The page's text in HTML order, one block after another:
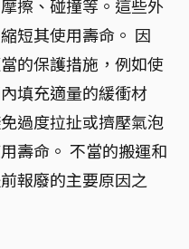
擦、碰撞等。這些外
短其使用壽命。 因
的保護措施，例如使
填充適量的緩衝材
過度拉扯或擠壓氣泡
壽命。 不當的搬運和
報廢的主要原因之